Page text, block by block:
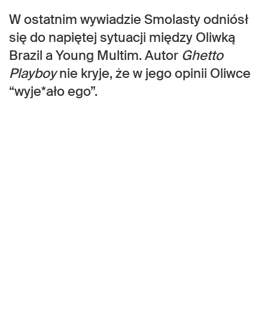
W ostatnim wywiadzie Smolasty odniósł
się do napiętej sytuacji między Oliwką
Brazil a Young Multim. Autor Ghetto
Playboynie kryje, że w jego opinii Oliwce
“wyje*ało ego”.